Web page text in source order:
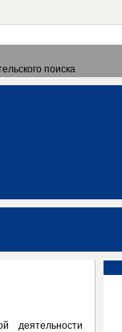
поиска
деятельности